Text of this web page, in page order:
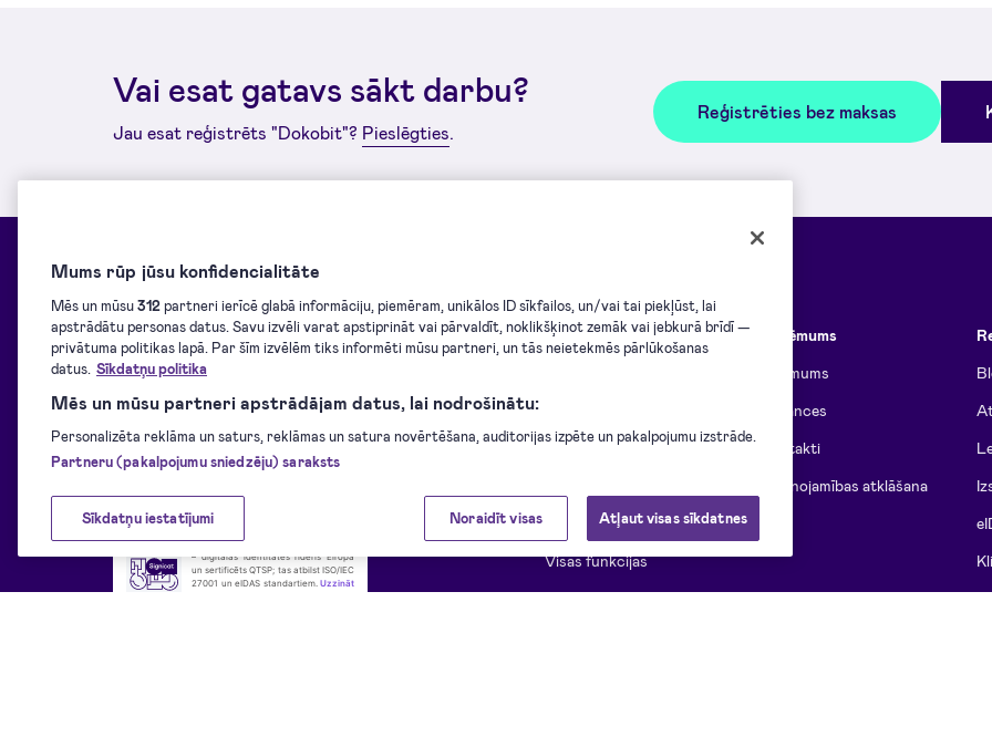
Vai esat gatavs sākt darbu?
Jau esat reģistrēts "Dokobit"? Pieslēgties.
Reģistrēties bez maksas
© 2026 — "Dokobit" — vieglāk, nekā parakstīt ar roku
Kontakti:
atbalsts@dokobit.com
“Dokobit” portālu nodrošina “Signicat”
– digitālās identitātes līderis Eiropā
un sertificēts QTSP; tas atbilst ISO/IEC
27001 un eIDAS standartiem. Uzzināt
Portāls
Cenrādis
Atbilstība standartiem
Visas funkcijas
Uzņēmums
Par mums
Vakances
Kontakti
Ievainojamības atklāšana
Mums rūp jūsu konfidencialitāte
Mēs un mūsu312partneri ierīcē glabā informāciju, piemēram, unikālos ID sīkfailos, un/vai tai piekļūst, lai
apstrādātu personas datus. Savu izvēli varat apstiprināt vai pārvaldīt, noklikšķinot zemāk vai jebkurā brīdī —
privātuma politikas lapā. Par šīm izvēlēm tiks informēti mūsu partneri, un tās neietekmēs pārlūkošanas
datus. Sīkdatņu politika
Mēs un mūsu partneri apstrādājam datus, lai nodrošinātu:
Personalizēta reklāma un saturs, reklāmas un satura novērtēšana, auditorijas izpēte un pakalpojumu izstrāde.
Partneru (pakalpojumu sniedzēju) saraksts
Noraidīt visas Atļaut visas sīkdatnes
Sīkdatņu iestatījumi